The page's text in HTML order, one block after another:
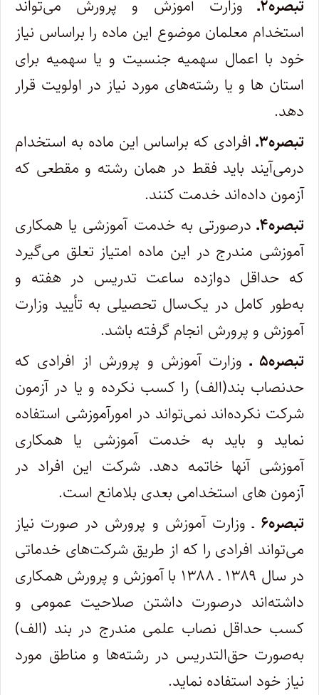
تبصره۲ـ وزارت آموزش و پرورش می‌تواند
استخدام معلمان موضوع این ماده را براساس نیاز
خود با اعمال سهمیه جنسیت و یا سهمیه برای
استان ها و یا رشته‌های مورد نیاز در اولویت قرار
دهد.
تبصره۳ـ
افرادی که براساس این ماده به استخدام
درمی‌آیند باید فقط در همان رشته و مقطعی که
آزمون داده‌اند خدمت کنند.
تبصره۴ـ
درصورتی به خدمت آموزشی یا همکاری
آموزشی مندرج در این ماده امتیاز تعلق می‌گیرد
که حداقل دوازده ساعت تدریس در هفته و
به‌طور کامل در یک‌سال تحصیلی به تأیید وزارت
آموزش و پرورش انجام گرفته باشد.
تبصره۵ ـ
وزارت آموزش و پرورش از افرادی که
حدنصاب بند(الف) را کسب نکرده و یا در آزمون
شرکت نکرده‌اند نمی‌تواند در امورآموزشی استفاده
نماید و باید به خدمت آموزشی یا همکاری
آموزشی آنها خاتمه دهد. شرکت این افراد در
آزمون های استخدامی بعدی بلامانع است.
تبصره۶
ـ وزارت آموزش و پرورش در صورت نیاز
می‌تواند افرادی را که از طریق شرکت‌های خدماتی
در سال ۱۳۸۹ ـ ۱۳۸۸ با آموزش و پرورش همکاری
داشته‌اند درصورت داشتن صلاحیت عمومی و
کسب حداقل نصاب علمی مندرج در بند (الف)
به‌صورت حق‌التدریس در رشته‌ها و مناطق مورد
نیاز خود استفاده نماید.